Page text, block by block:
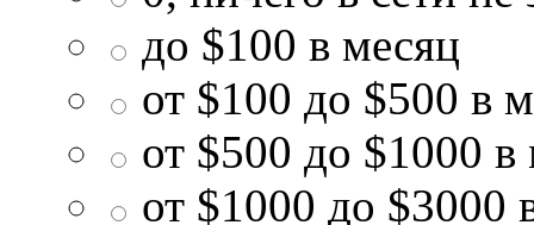
до $100 в месяц
от $100 до $500 в
от $500 до $1000 в
от $1000 до $3000